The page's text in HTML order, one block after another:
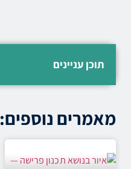
תוכן עניינים
מאמרים נוספים: